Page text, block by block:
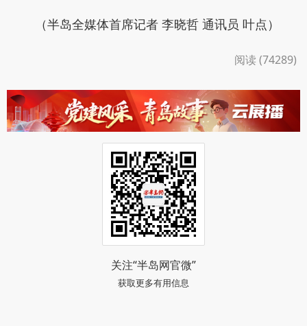
（半岛全媒体首席记者 李晓哲 通讯员 叶点）
阅读 (74289)
关注“半岛网官微”
获取更多有用信息